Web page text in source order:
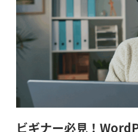
ビギナー必見！